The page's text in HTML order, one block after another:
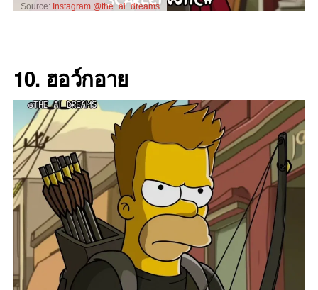
Source: Instagram @the_ai_dreams
10. ฮอว์กอาย